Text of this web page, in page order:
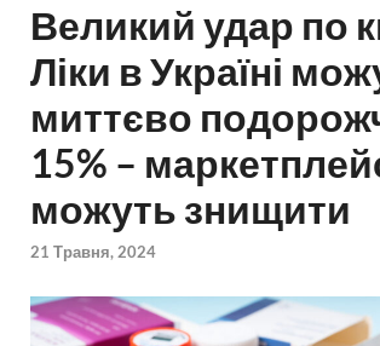
Великий удар по
Ліки в Україні
миттєво
15% –
можуть знищити
21 Травня, 2024